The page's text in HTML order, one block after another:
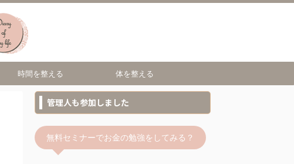
時間を整える 体を整える
管理人も参加しました
無料セミナーでお金の勉強をしてみる？